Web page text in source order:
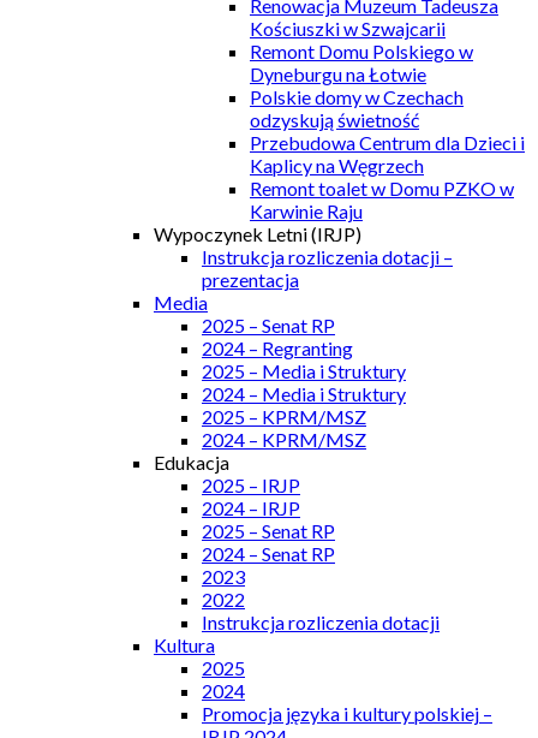
Renowacja Muzeum Tadeusza
Kościuszki w Szwajcarii
Remont Domu Polskiego w
Dyneburgu na Łotwie
Polskie domy w Czechach
odzyskują świetność
Przebudowa Centrum dla Dzieci i
Kaplicy na Węgrzech
Remont toalet w Domu PZKO w
Karwinie Raju
Wypoczynek Letni (IRJP)
Instrukcja rozliczenia dotacji –
prezentacja
Media
2025 – Senat RP
2024 – Regranting
2025 – Media i Struktury
2024 – Media i Struktury
2025 – KPRM/MSZ
2024 – KPRM/MSZ
Edukacja
2025 – IRJP
2024 – IRJP
2025 – Senat RP
2024 – Senat RP
2023
2022
Instrukcja rozliczenia dotacji
Kultura
2025
2024
Promocja języka i kultury polskiej –